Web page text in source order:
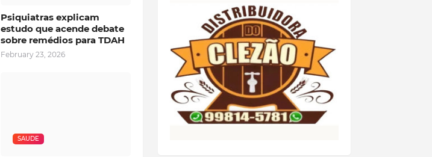
Psiquiatras explicam
estudo que acende debate
sobre remédios para TDAH
February 23, 2026
SAUDE